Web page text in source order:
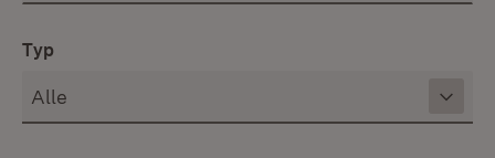
Typ